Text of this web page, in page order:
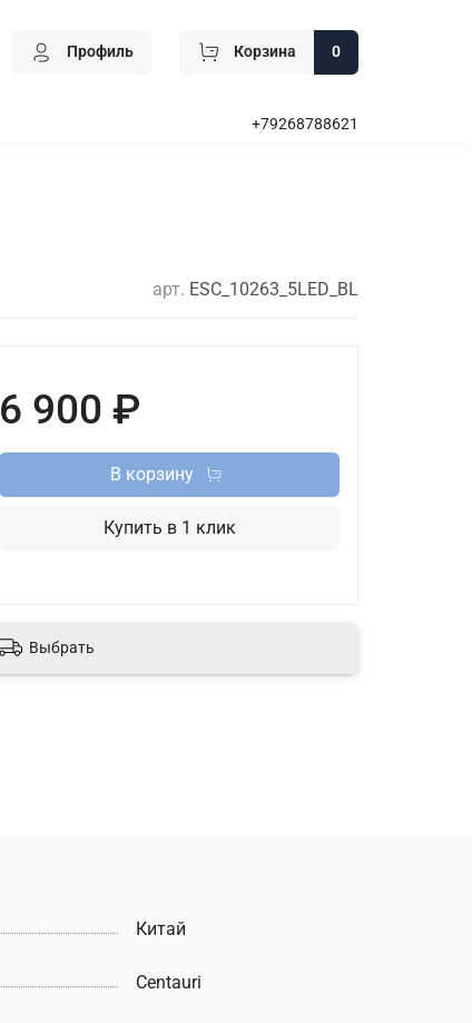
Профиль Корзина 0
+79268788621
арт. ESC_10263_5LED_BL
6 900 ₽
В корзину
Купить в 1 клик
Выбрать
Китай
Centauri